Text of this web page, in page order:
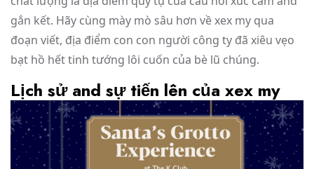
gắn kết. Hãy cùng mày mò sâu hơn về xex my qua
đoạn viết, địa điểm con con người công ty đã xiêu vẹo
bạt hồ hết tinh tướng lôi cuốn của bè lũ chúng.
Lịch sử and sự tiến lên của xex my